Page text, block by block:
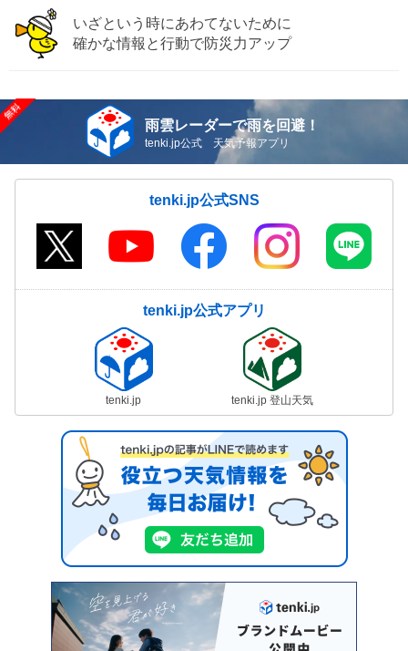
いざという時にあわてないために
確かな情報と行動で防災力アップ
雨雲レーダーで雨を回避！
tenki.jp公式 天気予報アプリ
tenki.jp公式SNS
tenki.jp公式アプリ
tenki.jp tenki.jp 登山天気